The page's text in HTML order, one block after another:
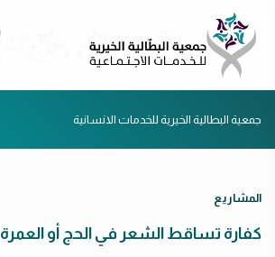
جمعية البطالية الخيرية للخدمات الانسانية
المشاريع
كفارة تساقط الشعر في الحج أو العمرة